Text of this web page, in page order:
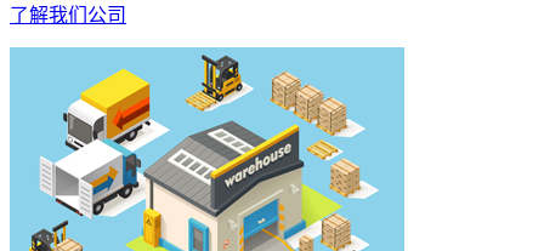
了解我们公司